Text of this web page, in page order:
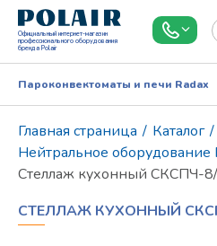
Официальный интернет-магазин
профессионального оборудования
бренда Polair
Пароконвектоматы и печи Radax
Главная страница / Каталог /
Нейтральное оборудование
Стеллаж кухонный СКСПЧ-
СТЕЛЛАЖ КУХОННЫЙ